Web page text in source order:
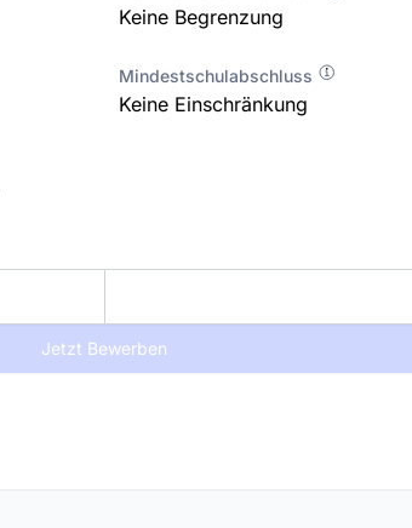
Keine Begrenzung
Mindestschulabschluss
Keine Einschränkung
Jetzt Bewerben